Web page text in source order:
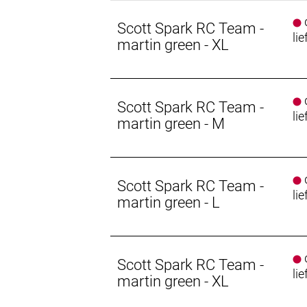
Scott Spark RC Team -
martin green - XL
Scott Spark RC Team -
martin green - M
Scott Spark RC Team -
martin green - L
Scott Spark RC Team -
martin green - XL